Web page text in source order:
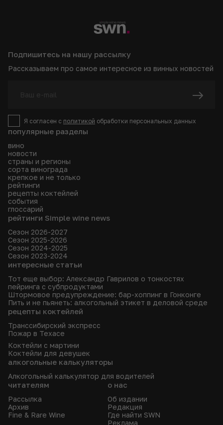
популярные разделы
вино
новости
страны и регионы
сорта винограда
крепкое и не только
рейтинги
рецепты коктейлей
события
глоссарий
рейтинги Simple wine news
Сезон 2026-2027
Сезон 2025-2026
Сезон 2024-2025
Сезон 2023-2024
интересные статьи
Тот еще выбор: Александр Гаврилов о тонкостях
пейринга с субпродуктами
Штормовое предупреждение: бар-хоппинг в Гонконге
Пить и не пьянеть: алкогольный этикет в деловой среде
рецепты коктейлей
Транссибирский экспресс
Пожар в Техасе
Коктейли с мартини
Коктейли для девушек
алкогольные калькуляторы
Алкогольный калькулятор для водителей
читателям
Рассылка
Архив
Fine & Rare Wine
о нас
Об издании
Редакция
Где найти SWN
Реклама
Подпишитесь на нашу рассылку
Рассказываем про самое интересное из винных новостей
Я согласен с политикой обработки персональных данных